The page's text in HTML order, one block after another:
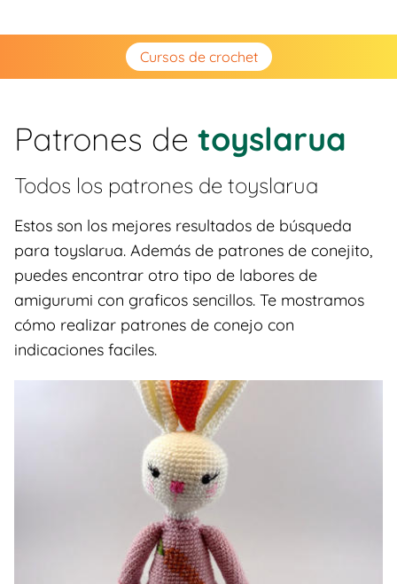
Cursos de crochet
Patrones de toyslarua
Todos los patrones de toyslarua
Estos son los mejores resultados de búsqueda
para toyslarua. Además de patrones de conejito,
puedes encontrar otro tipo de labores de
amigurumi con graficos sencillos. Te mostramos
cómo realizar patrones de conejo con
indicaciones faciles.